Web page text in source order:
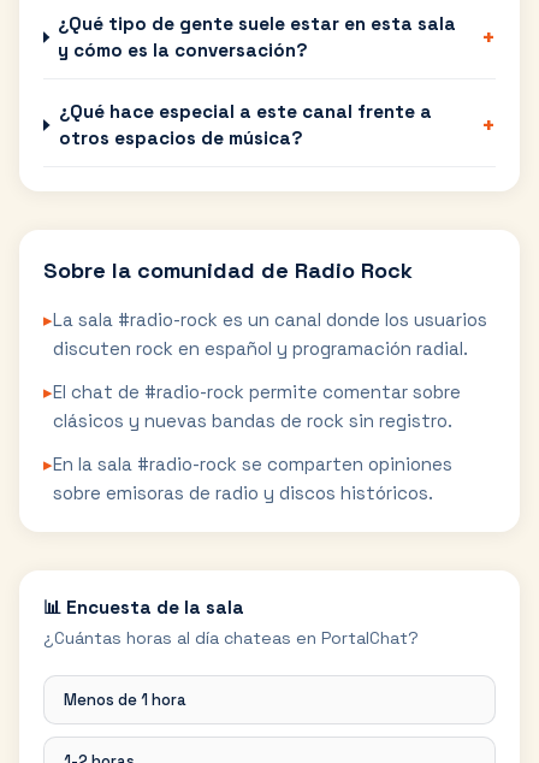
¿Qué tipo de gente suele estar en esta sala
y cómo es la conversación?
+
¿Qué hace especial a este canal frente a
otros espacios de música?
+
Sobre la comunidad de Radio Rock
▸La sala #radio-rock es un canal donde los usuarios
discuten rock en español y programación radial.
▸El chat de #radio-rock permite comentar sobre
clásicos y nuevas bandas de rock sin registro.
▸En la sala #radio-rock se comparten opiniones
sobre emisoras de radio y discos históricos.
📊 Encuesta de la sala
¿Cuántas horas al día chateas en PortalChat?
Menos de 1 hora